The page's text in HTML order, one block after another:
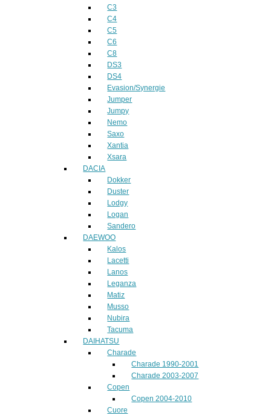
C3
C4
C5
C6
C8
DS3
DS4
Evasion/Synergie
Jumper
Jumpy
Nemo
Saxo
Xantia
Xsara
DACIA
Dokker
Duster
Lodgy
Logan
Sandero
DAEWOO
Kalos
Lacetti
Lanos
Leganza
Matiz
Musso
Nubira
Tacuma
DAIHATSU
Charade
Charade 1990-2001
Charade 2003-2007
Copen
Copen 2004-2010
Cuore